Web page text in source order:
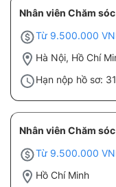
Nhân viên Chăm
Từ 9.500.000
Hà Nội, Hồ Chí
Hạn nộp hồ sơ:
Nhân viên Chăm
Từ 9.500.000
Hồ Chí Minh